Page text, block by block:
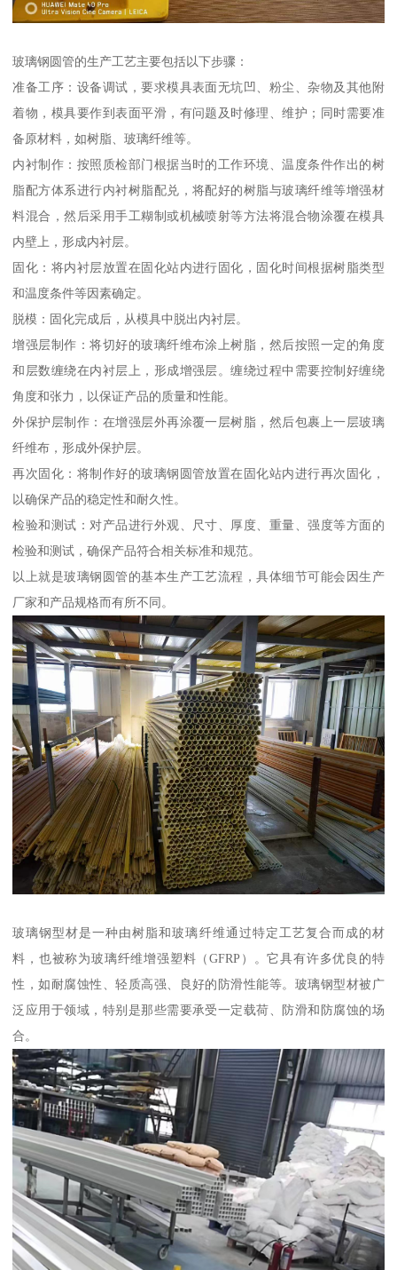
玻璃钢圆管的生产工艺主要包括以下步骤：
准备工序：设备调试，要求模具表面无坑凹、粉尘、杂物及其他附
着物，模具要作到表面平滑，有问题及时修理、维护；同时需要准
备原材料，如树脂、玻璃纤维等。
内衬制作：按照质检部门根据当时的工作环境、温度条件作出的树
脂配方体系进行内衬树脂配兑，将配好的树脂与玻璃纤维等增强材
料混合，然后采用手工糊制或机械喷射等方法将混合物涂覆在模具
内壁上，形成内衬层。
固化：将内衬层放置在固化站内进行固化，固化时间根据树脂类型
和温度条件等因素确定。
脱模：固化完成后，从模具中脱出内衬层。
增强层制作：将切好的玻璃纤维布涂上树脂，然后按照一定的角度
和层数缠绕在内衬层上，形成增强层。缠绕过程中需要控制好缠绕
角度和张力，以保证产品的质量和性能。
外保护层制作：在增强层外再涂覆一层树脂，然后包裹上一层玻璃
纤维布，形成外保护层。
再次固化：将制作好的玻璃钢圆管放置在固化站内进行再次固化，
以确保产品的稳定性和耐久性。
检验和测试：对产品进行外观、尺寸、厚度、重量、强度等方面的
检验和测试，确保产品符合相关标准和规范。
以上就是玻璃钢圆管的基本生产工艺流程，具体细节可能会因生产
厂家和产品规格而有所不同。
玻璃钢型材是一种由树脂和玻璃纤维通过特定工艺复合而成的材
料，也被称为玻璃纤维增强塑料（GFRP）。它具有许多优良的特
性，如耐腐蚀性、轻质高强、良好的防滑性能等。玻璃钢型材被广
泛应用于领域，特别是那些需要承受一定载荷、防滑和防腐蚀的场
合。